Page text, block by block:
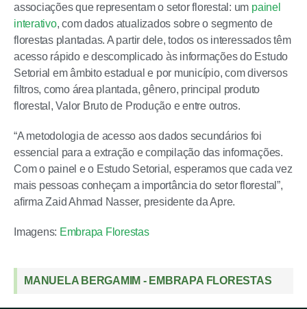
associações que representam o setor florestal: um painel
interativo, com dados atualizados sobre o segmento de
florestas plantadas. A partir dele, todos os interessados têm
acesso rápido e descomplicado às informações do Estudo
Setorial em âmbito estadual e por município, com diversos
filtros, como área plantada, gênero, principal produto
florestal, Valor Bruto de Produção e entre outros.
“A metodologia de acesso aos dados secundários foi
essencial para a extração e compilação das informações.
Com o painel e o Estudo Setorial, esperamos que cada vez
mais pessoas conheçam a importância do setor florestal”,
afirma Zaid Ahmad Nasser, presidente da Apre.
Imagens: Embrapa Florestas
MANUELA BERGAMIM - EMBRAPA FLORESTAS